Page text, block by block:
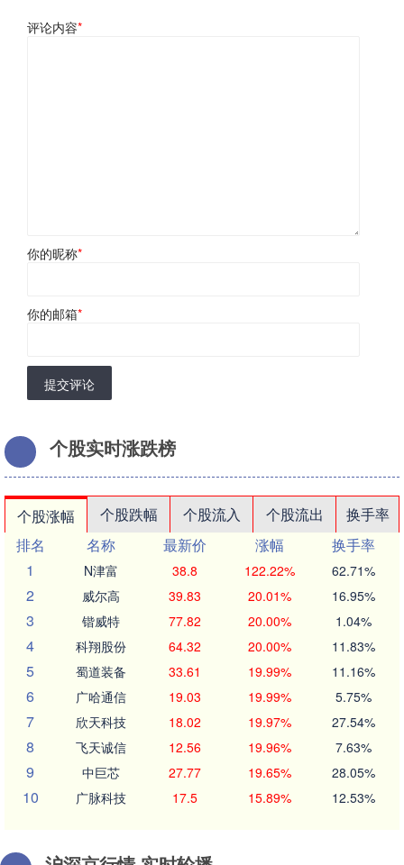
评论内容*
你的昵称*
你的邮箱*
提交评论
个股实时涨跌榜
个股涨幅 个股跌幅 个股流入 个股流出
换手率
排名
名称 最新价 涨幅
换手率
1
N津富 38.8 122.22% 62.71%
2 威尔高 39.83 20.01% 16.95%
3 锴威特 77.82 20.00% 1.04%
4 科翔股份 64.32 20.00% 11.83%
5 蜀道装备 33.61 19.99% 11.16%
6 广哈通信 19.03 19.99% 5.75%
7 欣天科技 18.02 19.97% 27.54%
8 飞天诚信 12.56 19.96% 7.63%
9 中巨芯 27.77 19.65% 28.05%
10 广脉科技 17.5 15.89% 12.53%